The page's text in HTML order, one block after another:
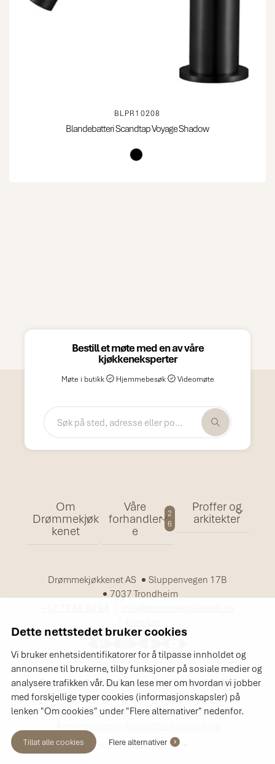
Dette nettstedet bruker cookies
Vi bruker enhetsidentifikatorer for å tilpasse innholdet og
annonsene til brukerne, tilby funksjoner på sosiale medier og
analysere trafikken vår. Du kan lese mer om hvordan vi jobber
med forskjellige typer cookies (informasjonskapsler) på
lenken "Om cookies" under "Flere alternativer" nedenfor.
Tillat alle cookies Flere alternativer
BLPR10208
Blandebatteri Scandtap Voyage Shadow
Bestill et møte med en av våre
kjøkkeneksperter
Møte i butikk Hjemmebesøk Videomøte
Om
Drømmekjøk
kenet
Våre
forhandler
e
2
6
Proffer og
arkitekter
Drømmekjøkkenet AS
Sluppenvegen 17B
7037 Trondheim
Copyright © 2026 Drømmekjøkkenet AS. Alle
rettigheter forbeholdt.
Tillgänglighetsanpassning|Integritetspolicy|
Drømmekjøkkenet